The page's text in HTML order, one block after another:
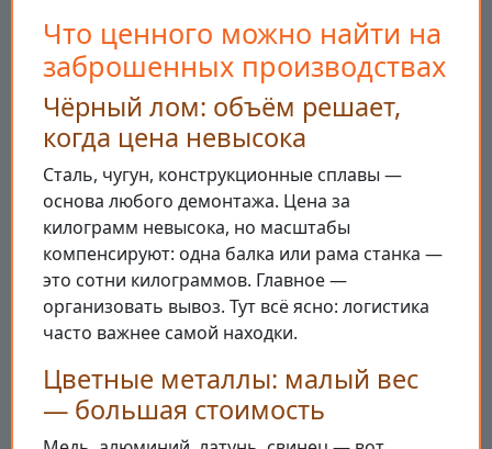
Что ценного можно найти на
заброшенных производствах
Чёрный лом: объём решает,
когда цена невысока
Сталь, чугун, конструкционные сплавы —
основа любого демонтажа. Цена за
килограмм невысока, но масштабы
компенсируют: одна балка или рама станка —
это сотни килограммов. Главное —
организовать вывоз. Тут всё ясно: логистика
часто важнее самой находки.
Цветные металлы: малый вес
— большая стоимость